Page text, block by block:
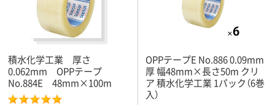
積水化学工業 厚さ
0.062mm OPPテープ
No.884E 48mm×100m
OPPテープE No.886 0.09mm
厚 幅48mm×長さ50m クリ
ア 積水化学工業 1パック（6巻
入）